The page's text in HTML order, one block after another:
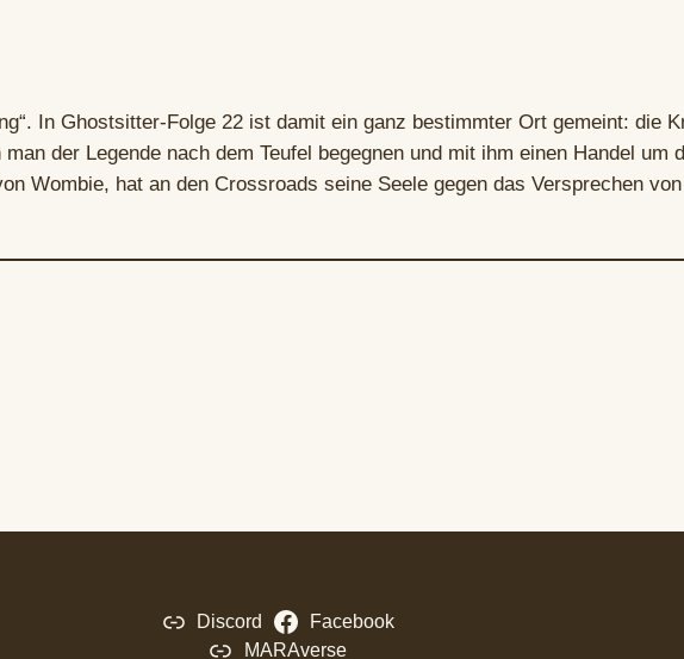
In Ghostsitter-Folge 22 ist damit ein ganz bestimmter Ort gemeint: die
der Legende nach dem Teufel begegnen und mit ihm einen Handel um
Wombie, hat an den Crossroads seine Seele gegen das Versprechen
Discord
Facebook
MARAverse